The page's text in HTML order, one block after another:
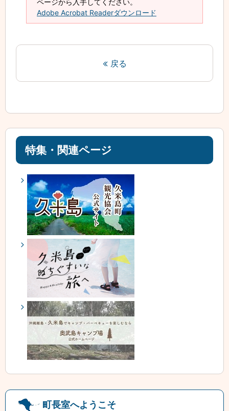
ページから入手してください。
Adobe Acrobat Readerダウンロード
戻る
特集・関連ページ
町長室へようこそ